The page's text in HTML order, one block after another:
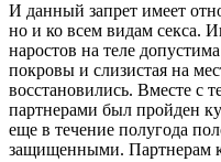
И данный запрет имеет
но и ко всем видам секса.
наростов на теле
покровы и слизистая на
восстановились. Вместе с
партнерами был пройден
еще в течение полугода
защищенными. Партнерам